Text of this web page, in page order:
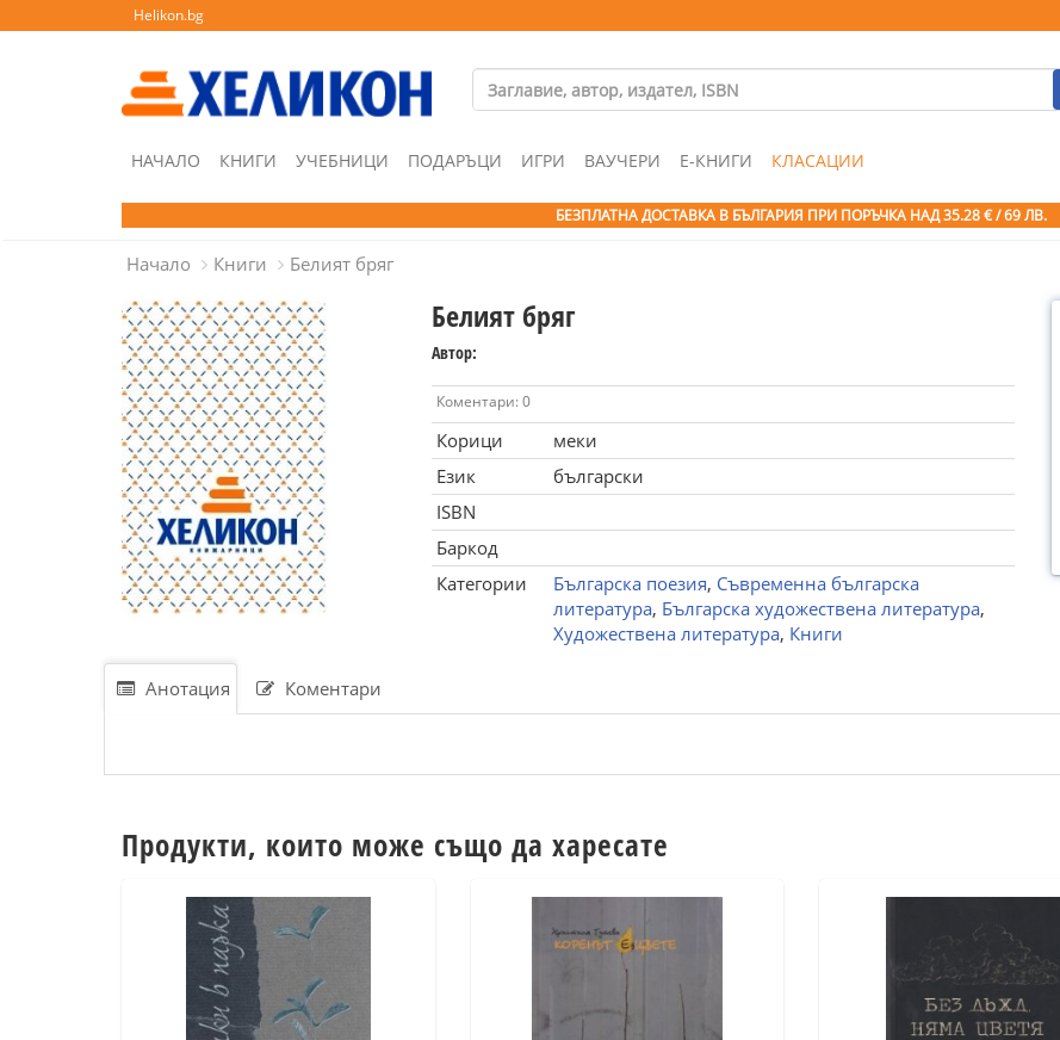
Helikon.bg
НАЧАЛО КНИГИ УЧЕБНИЦИ ПОДАРЪЦИ ИГРИ ВАУЧЕРИ Е-КНИГИ КЛАСАЦИИ
БЕЗПЛАТНА ДОСТАВКА В БЪЛГАРИЯ ПРИ ПОРЪЧКА НАД 35.28 € / 69 ЛВ.
Начало Книги Белият бряг
Белият бряг
Автор:
Коментари: 0
Корици
меки
Език
български
ISBN
Баркод
Категории
Българска поезия, Съвременна българска
литература, Българска художествена литература,
Художествена литература, Книги
Анотация Коментари
Продукти, които може също да харесате